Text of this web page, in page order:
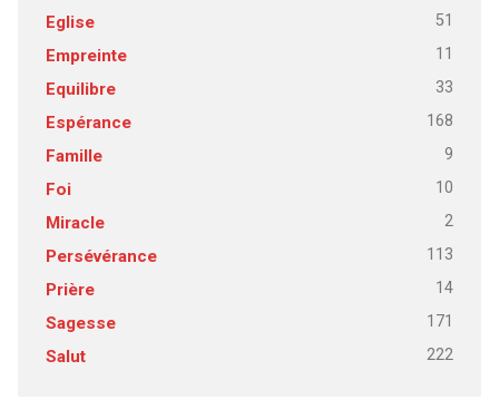
Eglise 51
Empreinte 11
Equilibre 33
Espérance 168
Famille 9
Foi 10
Miracle 2
Persévérance 113
Prière 14
Sagesse 171
Salut 222